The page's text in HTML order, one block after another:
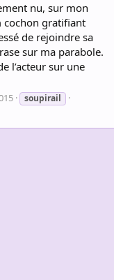
nu, sur mon
cochon gratifiant
de rejoindre sa
sur ma parabole.
l’acteur sur une
soupirail